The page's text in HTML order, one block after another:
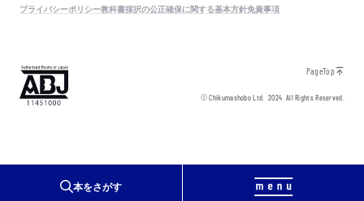
本をさがす
プライバシーポリシー教科書採択の公正確保に関する基本方針免責事項
PageTop
© Chikumashobo Ltd.2024 All Rights Reserved.